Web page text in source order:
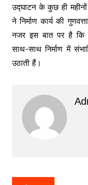
उद्घाटन के कुछ ही
ने निर्माण कार्य की
नजर इस बात पर है कि
साथ-साथ निर्माण में
उठाती हैं।